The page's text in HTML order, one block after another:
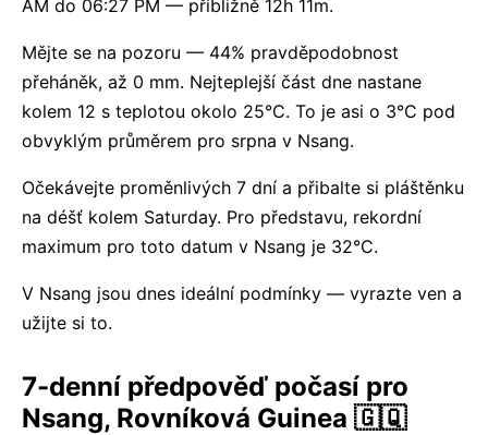
AM do 06:27 PM — přibližně 12h 11m.
Mějte se na pozoru — 44% pravděpodobnost
přeháněk, až 0 mm. Nejteplejší část dne nastane
kolem 12 s teplotou okolo 25°C. To je asi o 3°C pod
obvyklým průměrem pro srpna v Nsang.
Očekávejte proměnlivých 7 dní a přibalte si pláštěnku
na déšť kolem Saturday. Pro představu, rekordní
maximum pro toto datum v Nsang je 32°C.
V Nsang jsou dnes ideální podmínky — vyrazte ven a
užijte si to.
7-denní předpověď počasí pro
Nsang, Rovníková Guinea 🇬🇶